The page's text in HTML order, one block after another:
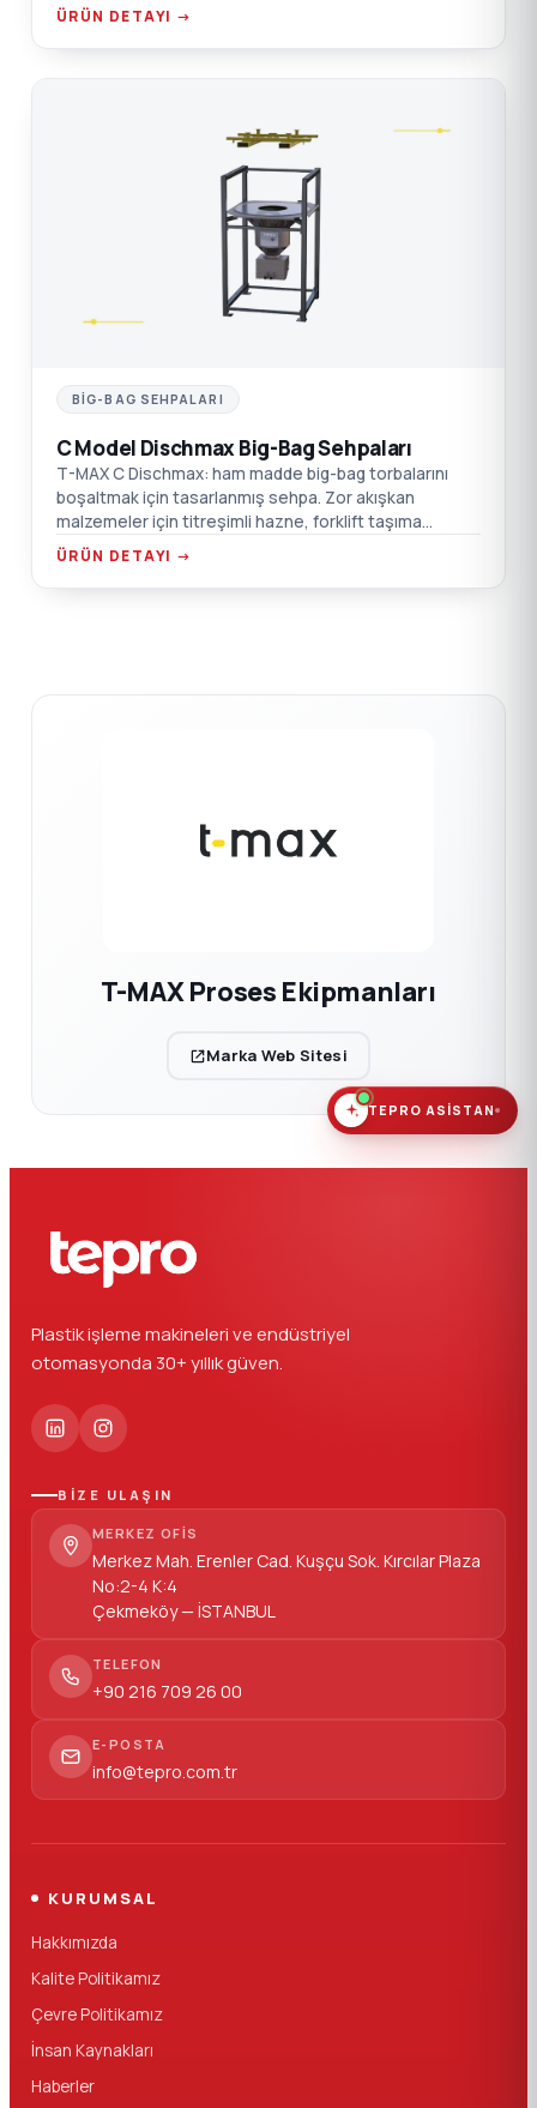
ÜRÜN DETAYI →
C
BIG-BAG SEHPALARI
C Model Dischmax Big-Bag Sehpaları
T-MAX C Dischmax: ham madde big-bag torbalarını
boşaltmak için tasarlanmış sehpa. Zor akışkan
malzemeler için titreşimli hazne, forklift taşıma
noktaları, emiş kutusu flanş bağlantısı.
ÜRÜN DETAYI →
T-MAX Proses Ekipmanları
Marka Web Sitesi
Plastik işleme makineleri ve endüstriyel
otomasyonda 30+ yıllık güven.
BİZE ULAŞIN
MERKEZ OFIS
Merkez Mah. Erenler Cad. Kuşçu Sok. Kırcılar Plaza
No:2-4 K:4
Çekmeköy — İSTANBUL
TELEFON
+90 216 709 26 00
E-POSTA
info@tepro.com.tr
KURUMSAL
Hakkımızda
Kalite Politikamız
Çevre Politikamız
İnsan Kaynakları
Haberler
TEPRO ASISTAN